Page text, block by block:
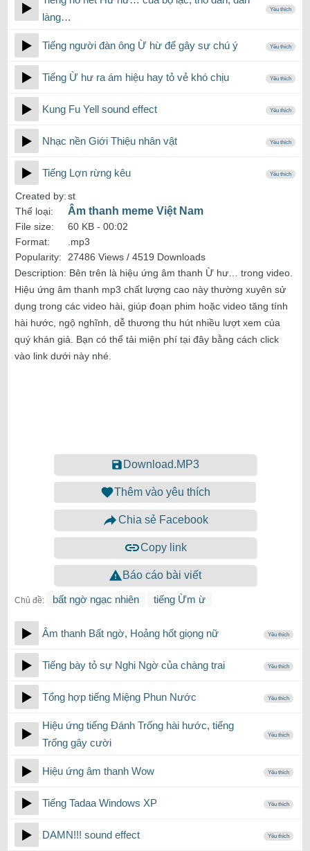
làng…
Yêu thích
Tiếng người đàn ông Ừ hừ để gây sự chú ý Yêu thích
Tiếng Ừ hư ra ám hiệu hay tỏ vẻ khó chịu Yêu thích
Kung Fu Yell sound effect Yêu thích
Nhạc nền Giới Thiệu nhân vật Yêu thích
Tiếng Lợn rừng kêu Yêu thích
Created by:st
Thể loại:
Âm thanh meme Việt Nam
File size: 60 KB - 00:02
Format:
.mp3
Popularity:
27486 Views / 4519 Downloads
Description: Bên trên là hiệu ứng âm thanh Ừ hư… trong video.
Hiệu ứng âm thanh mp3 chất lượng cao này thường xuyên sử
dụng trong các video hài, giúp đoạn phim hoặc video tăng tính
hài hước, ngộ nghĩnh, dễ thương thu hút nhiều lượt xem của
quý khán giả. Bạn có thể tải miện phí tại đây bằng cách click
vào link dưới này nhé.
Download.MP3
Thêm vào yêu thích
Chia sẻ Facebook
Copy link
Báo cáo bài viết
Chủ đề: bất ngờ ngạc nhiên tiếng Ừm ừ
Âm thanh Bất ngờ, Hoảng hốt giọng nữ Yêu thích
Tiếng bày tỏ sự Nghi Ngờ của chàng trai Yêu thích
Tổng hợp tiếng Miệng Phun Nước Yêu thích
Hiệu ứng tiếng Đánh Trống hài hước, tiếng
Trống gây cười
Yêu thích
Hiệu ứng âm thanh Wow Yêu thích
Tiếng Tadaa Windows XP Yêu thích
DAMN!!! sound effect Yêu thích